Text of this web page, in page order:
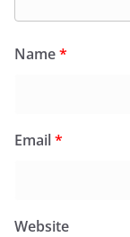
Name*
Email*
Website